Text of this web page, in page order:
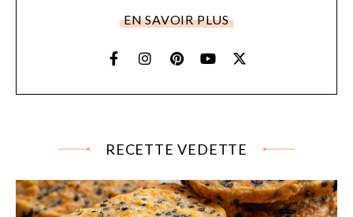
EN SAVOIR PLUS
RECETTE VEDETTE